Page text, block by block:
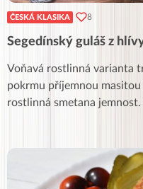
ČESKÁ KLASIKA 8
Segedínský guláš z
Voňavá rostlinná varianta
pokrmu příjemnou
rostlinná smetana jemnost.